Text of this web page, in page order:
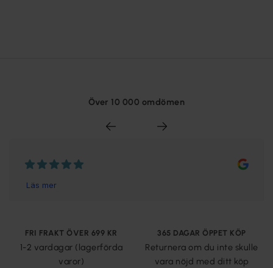
Över 10 000 omdömen
FRI FRAKT ÖVER 699 KR
1-2 vardagar (lagerförda
varor)
365 DAGAR ÖPPET KÖP
Returnera om du inte skulle
vara nöjd med ditt köp